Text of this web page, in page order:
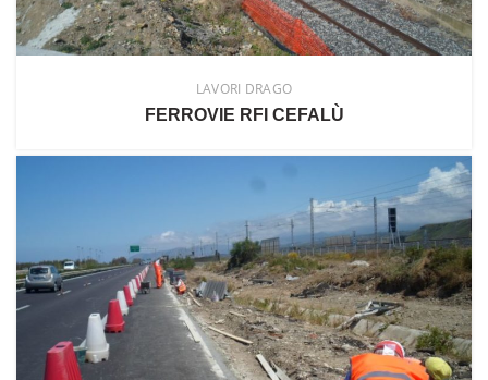
LAVORI DRAGO
FERROVIE RFI CEFALÙ